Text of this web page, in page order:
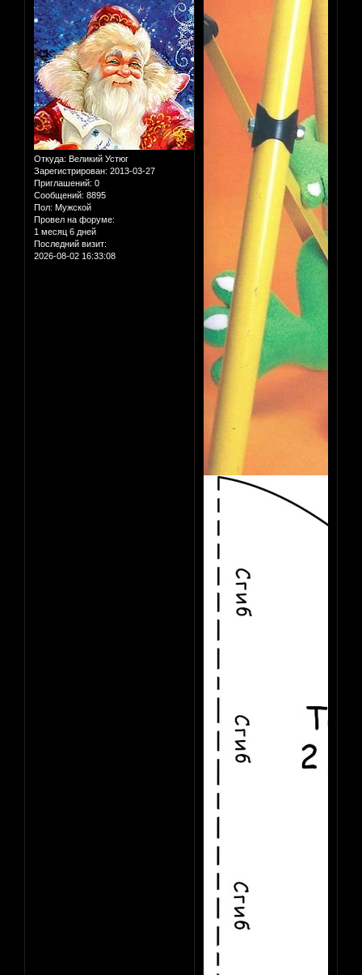
Откуда: Великий Устюг
Зарегистрирован: 2013-03-27
Приглашений: 0
Сообщений: 8895
Пол: Мужской
Провел на форуме:
1 месяц 6 дней
Последний визит:
2026-08-02 16:33:08